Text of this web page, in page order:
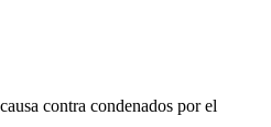
contra condenados por el